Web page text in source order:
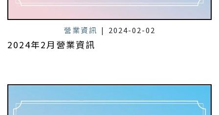
營業資訊 | 2024-02-02
2024年2月營業資訊